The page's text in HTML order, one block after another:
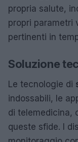
propria salute,
propri parametri
pertinenti in
Soluzione
Le tecnologie di
indossabili, le
di telemedicina,
queste sfide. I